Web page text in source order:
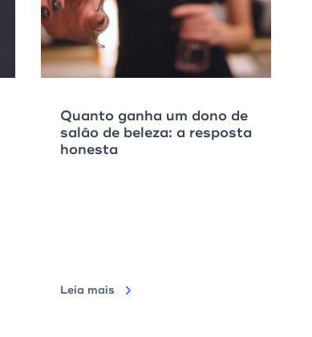
Quanto ganha um dono de
salão de beleza: a resposta
honesta
Leia mais